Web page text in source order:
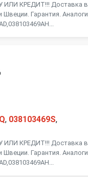
КРЕДИТ!!! Доставка в
Гарантия. Аналоги
, 038103469S,
КРЕДИТ!!! Доставка в
Гарантия. Аналоги